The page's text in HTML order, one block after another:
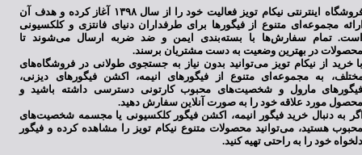
فروشگاه اینترنتی نیکام تویز فعالیت خود را از سال ۱۳۹۸ آغاز کرده و هدف آن
مجموعه‌ای متنوع از فیگورها برای طرفداران دنیای فانتزی و کلکسیونی
تمام سفارش‌ها با بسته‌بندی ایمن و ضد ضربه ارسال می‌شوند تا
در بهترین وضعیت به دست مشتریان برسند.
خرید از نیکام تویز می‌توانید بدون نیاز به جستجوی طولانی در فروشگاه‌های
به مجموعه‌ای متنوع از فیگورهای انیمه، اکشن فیگورهای دیزنی،
مارول و شخصیت‌های محبوب کارتونی دسترسی داشته باشید و
مورد علاقه خود را به صورت آنلاین سفارش دهید.
به دنبال خرید فیگور انیمه، اکشن فیگور کلکسیونی یا مجسمه شخصیت‌های
هستید، می‌توانید محصولات متنوع نیکام تویز را مشاهده کرده و فیگور
خود را به راحتی تهیه کنید.